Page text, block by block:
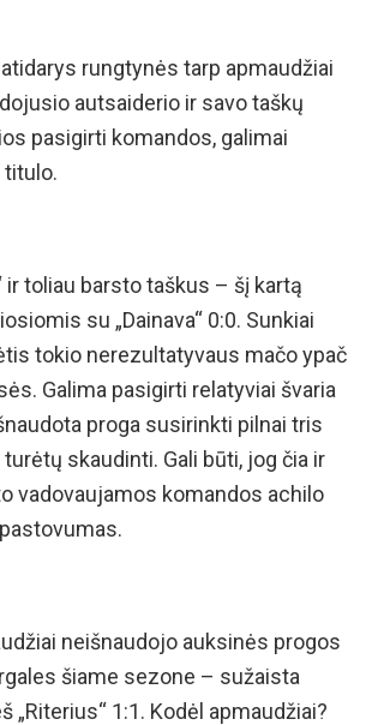
rungtynės tarp apmaudžiai
autsaiderio ir savo taškų
pasigirti komandos, galimai
titulo.
ir toliau barsto taškus – šį kartą
su „Dainava“ 0:0. Sunkiai
tokio nerezultatyvaus mačo ypač
Galima pasigirti relatyviai švaria
proga susirinkti pilnai tris
skaudinti. Gali būti, jog čia ir
vadovaujamos komandos achilo
neišnaudojo auksinės progos
šiame sezone – sužaista
„Riterius“ 1:1. Kodėl apmaudžiai?